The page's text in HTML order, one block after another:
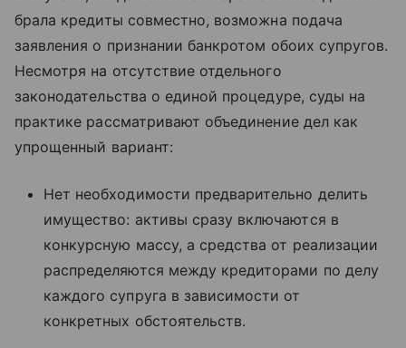
брала кредиты совместно, возможна подача
заявления о признании банкротом обоих супругов.
Несмотря на отсутствие отдельного
законодательства о единой процедуре, суды на
практике рассматривают объединение дел как
упрощенный вариант:
Нет необходимости предварительно делить
имущество: активы сразу включаются в
конкурсную массу, а средства от реализации
распределяются между кредиторами по делу
каждого супруга в зависимости от
конкретных обстоятельств.